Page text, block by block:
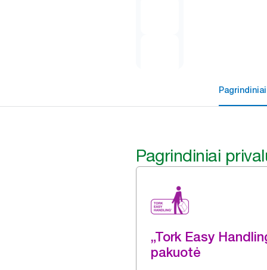
Pagrindiniai
„Tork Easy
pakuotė